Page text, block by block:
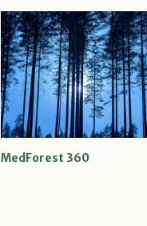
MedForest 360